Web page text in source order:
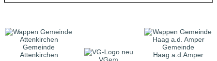
Gemeinde
Attenkirchen
VGem
Gemeinde
Haag a.d.Amper